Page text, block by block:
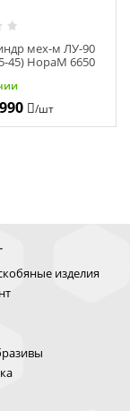
мех-м ЛУ-90
45) НораМ 6650
990 /шт
изделия